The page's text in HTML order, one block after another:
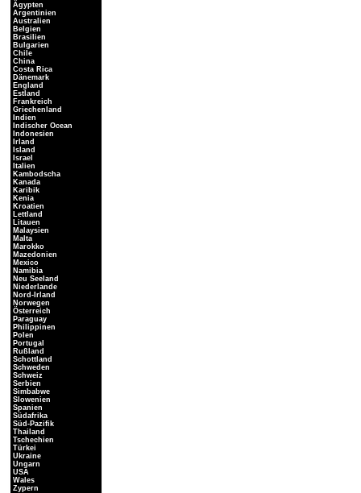
Ägypten
Argentinien
Australien
Belgien
Brasilien
Bulgarien
Chile
China
Costa Rica
Dänemark
England
Estland
Frankreich
Griechenland
Indien
Indischer Ocean
Indonesien
Irland
Island
Israel
Italien
Kambodscha
Kanada
Karibik
Kenia
Kroatien
Lettland
Litauen
Malaysien
Malta
Marokko
Mazedonien
Mexico
Namibia
Neu Seeland
Niederlande
Nord-Irland
Norwegen
Österreich
Paraguay
Philippinen
Polen
Portugal
Rußland
Schottland
Schweden
Schweiz
Serbien
Simbabwe
Slowenien
Spanien
Südafrika
Süd-Pazifik
Thailand
Tschechien
Türkei
Ukraine
Ungarn
USA
Wales
Zypern